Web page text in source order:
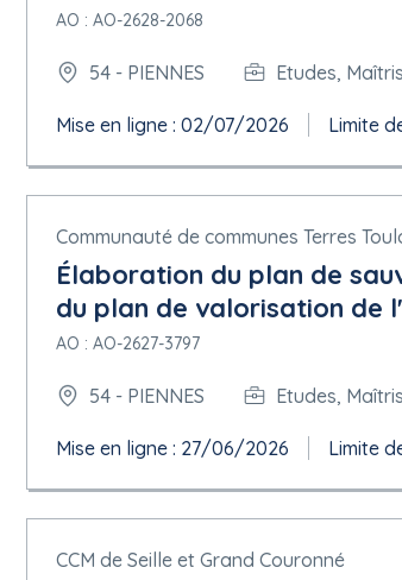
Présentation par voie électronique : Requise
Langues dans lesquelles les offres ou
Variantes : Non autorisée
07/07/2026 à 12:00
Date limite de validité de l'offre : 3 Mois
Date d'ouverture : 07/07/2026 à 12:01
Lieu : Piennes
Conditions du marché :
Conditions relatives à l'exécution du contrat :
Le paiement en ligne sera utilisé : non
AO : AO-2628-2068
54 - PIENNES Etudes,
Mise en ligne : 02/07/2026 Limite
Communauté de communes Terres
Élaboration du plan de
du plan de valorisation de
AO : AO-2627-3797
54 - PIENNES Etudes,
Mise en ligne : 27/06/2026 Limite
CCM de Seille et Grand Couronné